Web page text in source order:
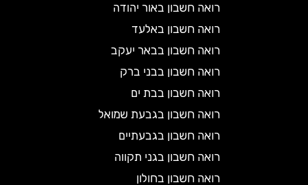
רואה חשבון באור יהודה
רואה חשבון באלעד
רואה חשבון בבאר יעקב
רואה חשבון בבני ברק
רואה חשבון בבת ים
רואה חשבון בגבעת שמואל
רואה חשבון בגבעתיים
רואה חשבון בגני תקווה
רואה חשבון בחולון